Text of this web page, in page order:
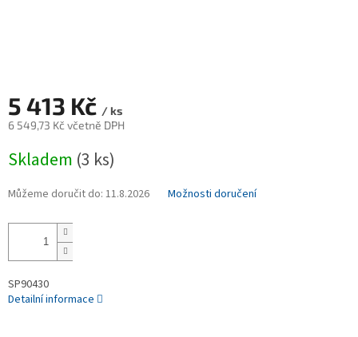
5 413 Kč / ks
6 549,73 Kč včetně DPH
cena:
Skladem (3 ks)
Můžeme doručit do: 11.8.2026 Možnosti doručení
SP90430
Detailní informace